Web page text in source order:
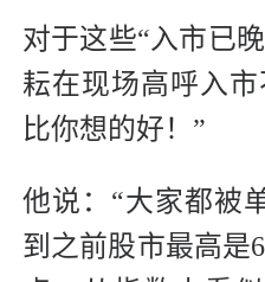
对于这些“入市已
耘在现场高呼入
比你想的好！”
他说：“大家都被
到之前股市最高是